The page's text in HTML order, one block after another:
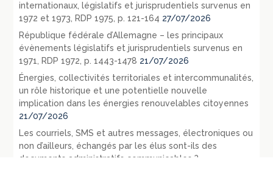
internationaux, législatifs et jurisprudentiels survenus en
1972 et 1973, RDP 1975, p. 121-164 27/07/2026
République fédérale d’Allemagne – les principaux
évènements législatifs et jurisprudentiels survenus en
1971, RDP 1972, p. 1443-1478 21/07/2026
Énergies, collectivités territoriales et intercommunalités,
un rôle historique et une potentielle nouvelle
implication dans les énergies renouvelables citoyennes
21/07/2026
Les courriels, SMS et autres messages, électroniques ou
non d’ailleurs, échangés par les élus sont-ils des
documents administratifs communicables ? –